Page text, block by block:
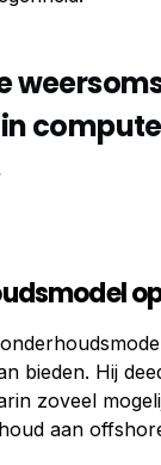
bieden. Hij
zoveel
aan